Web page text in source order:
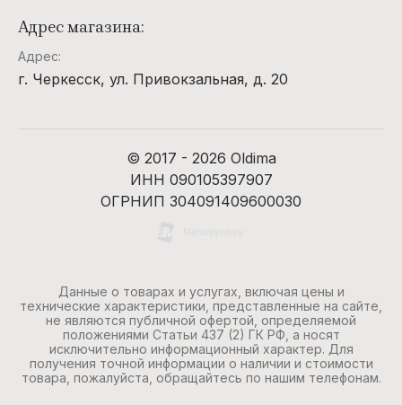
Адрес магазина:
Адрес:
г. Черкесск, ул. Привокзальная, д. 20
© 2017 - 2026 Oldima
ИНН 090105397907
ОГРНИП 304091409600030
Данные о товарах и услугах, включая цены и
технические характеристики, представленные на сайте,
не являются публичной офертой, определяемой
положениями Статьи 437 (2) ГК РФ, а носят
исключительно информационный характер. Для
получения точной информации о наличии и стоимости
товара, пожалуйста, обращайтесь по нашим телефонам.